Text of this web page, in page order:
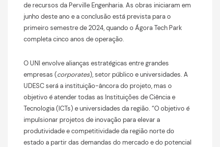
de recursos da Perville Engenharia. As obras iniciaram em
junho deste ano e a conclusão está prevista para o
primeiro semestre de 2024, quando o Ágora Tech Park
completa cinco anos de operação.
O UNI envolve alianças estratégicas entre grandes
empresas (corporates), setor público e universidades. A
UDESC será a instituição-âncora do projeto, mas o
objetivo é atender todas as Instituições de Ciência e
Tecnologia (ICTs) e universidades da região. “O objetivo é
impulsionar projetos de inovação para elevar a
produtividade e competitividade da região norte do
estado a partir das demandas do mercado e do potencial